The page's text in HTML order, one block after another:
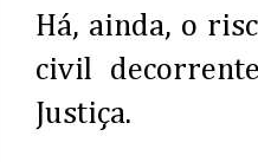
Há, ainda, o
civil
Justiça.